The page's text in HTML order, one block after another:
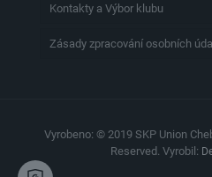
Kontakty a Výbor klubu
Zásady zpracování osobních
Vyrobeno: © 2019 SKP Union
Reserved. Vyrobil: